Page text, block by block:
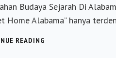
Budaya Sejarah Di
Home Alabama” hanya
READING